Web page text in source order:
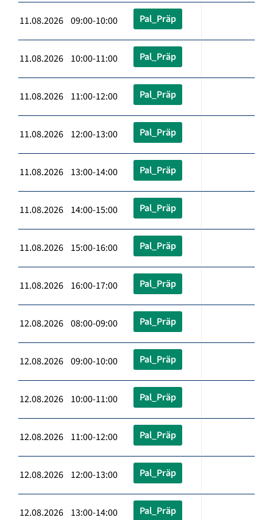
11.08.2026 09:00-10:00 Pal_Präp
11.08.2026 10:00-11:00 Pal_Präp
11.08.2026 11:00-12:00 Pal_Präp
11.08.2026 12:00-13:00 Pal_Präp
11.08.2026 13:00-14:00 Pal_Präp
11.08.2026 14:00-15:00 Pal_Präp
11.08.2026 15:00-16:00 Pal_Präp
11.08.2026 16:00-17:00 Pal_Präp
12.08.2026 08:00-09:00 Pal_Präp
12.08.2026 09:00-10:00 Pal_Präp
12.08.2026 10:00-11:00 Pal_Präp
12.08.2026 11:00-12:00 Pal_Präp
12.08.2026 12:00-13:00 Pal_Präp
12.08.2026 13:00-14:00 Pal_Präp